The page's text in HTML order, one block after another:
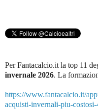
Per Fantacalcio.it la top 11
invernale 2026. La
https://www.fantacalcio.it/
acquisti-invernali-piu-